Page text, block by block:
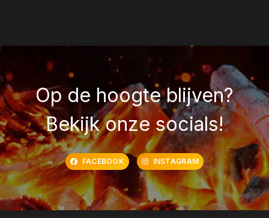
Op de hoogte blijven?
Bekijk onze socials!
FACEBOOK INSTAGRAM